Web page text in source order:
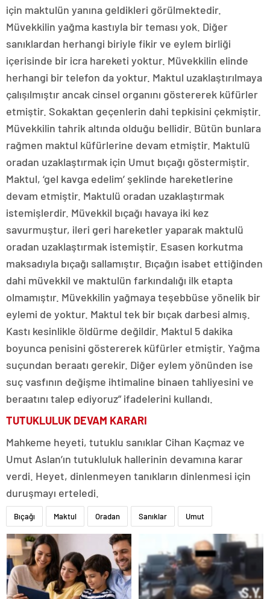
için maktulün yanına geldikleri görülmektedir.
Müvekkilin yağma kastıyla bir teması yok. Diğer
sanıklardan herhangi biriyle fikir ve eylem birliği
içerisinde bir icra hareketi yoktur. Müvekkilin elinde
herhangi bir telefon da yoktur. Maktul uzaklaştırılmaya
çalışılmıştır ancak cinsel organını göstererek küfürler
etmiştir. Sokaktan geçenlerin dahi tepkisini çekmiştir.
Müvekkilin tahrik altında olduğu bellidir. Bütün bunlara
rağmen maktul küfürlerine devam etmiştir. Maktulü
oradan uzaklaştırmak için Umut bıçağı göstermiştir.
Maktul, ‘gel kavga edelim’ şeklinde hareketlerine
devam etmiştir. Maktulü oradan uzaklaştırmak
istemişlerdir. Müvekkil bıçağı havaya iki kez
savurmuştur, ileri geri hareketler yaparak maktulü
oradan uzaklaştırmak istemiştir. Esasen korkutma
maksadıyla bıçağı sallamıştır. Bıçağın isabet ettiğinden
dahi müvekkil ve maktulün farkındalığı ilk etapta
olmamıştır. Müvekkilin yağmaya teşebbüse yönelik bir
eylemi de yoktur. Maktul tek bir bıçak darbesi almış.
Kastı kesinlikle öldürme değildir. Maktul 5 dakika
boyunca penisini göstererek küfürler etmiştir. Yağma
suçundan beraatı gerekir. Diğer eylem yönünden ise
suç vasfının değişme ihtimaline binaen tahliyesini ve
beraatını talep ediyoruz” ifadelerini kullandı.
TUTUKLULUK DEVAM KARARI
Mahkeme heyeti, tutuklu sanıklar Cihan Kaçmaz ve
Umut Aslan’ın tutukluluk hallerinin devamına karar
verdi. Heyet, dinlenmeyen tanıkların dinlenmesi için
duruşmayı erteledi.
Bıçağı Maktul Oradan Sanıklar Umut